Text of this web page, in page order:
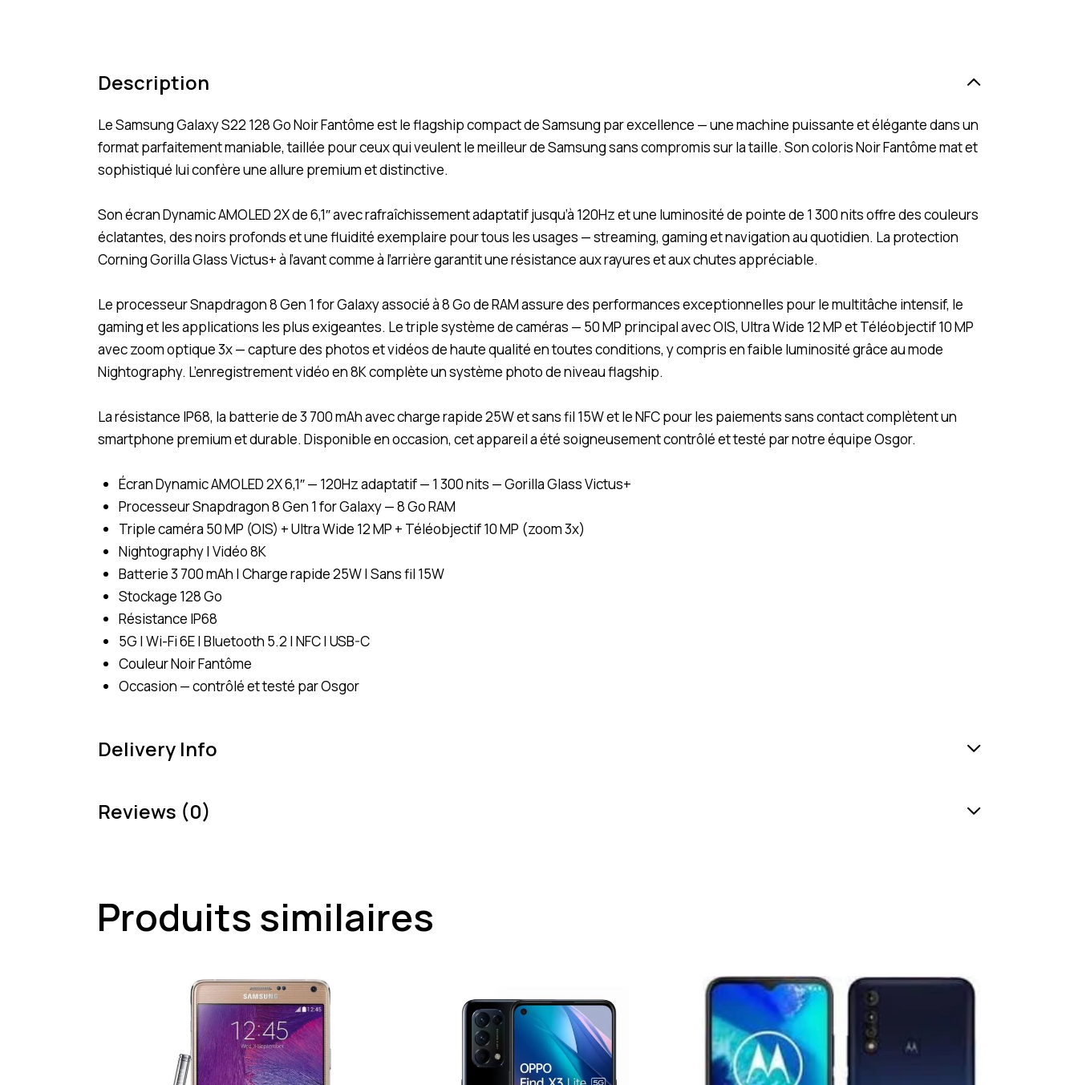
Description
Le Samsung Galaxy S22 128 Go Noir Fantôme est le flagship compact de Samsung par excellence — une machine puissante et élégante dans un
format parfaitement maniable, taillée pour ceux qui veulent le meilleur de Samsung sans compromis sur la taille. Son coloris Noir Fantôme mat et
sophistiqué lui confère une allure premium et distinctive.
Son écran Dynamic AMOLED 2X de 6,1″ avec rafraîchissement adaptatif jusqu’à 120Hz et une luminosité de pointe de 1 300 nits offre des couleurs
éclatantes, des noirs profonds et une fluidité exemplaire pour tous les usages — streaming, gaming et navigation au quotidien. La protection
Corning Gorilla Glass Victus+ à l’avant comme à l’arrière garantit une résistance aux rayures et aux chutes appréciable.
Le processeur Snapdragon 8 Gen 1 for Galaxy associé à 8 Go de RAM assure des performances exceptionnelles pour le multitâche intensif, le
gaming et les applications les plus exigeantes. Le triple système de caméras — 50 MP principal avec OIS, Ultra Wide 12 MP et Téléobjectif 10 MP
avec zoom optique 3x — capture des photos et vidéos de haute qualité en toutes conditions, y compris en faible luminosité grâce au mode
Nightography. L’enregistrement vidéo en 8K complète un système photo de niveau flagship.
La résistance IP68, la batterie de 3 700 mAh avec charge rapide 25W et sans fil 15W et le NFC pour les paiements sans contact complètent un
smartphone premium et durable. Disponible en occasion, cet appareil a été soigneusement contrôlé et testé par notre équipe Osgor.
Écran Dynamic AMOLED 2X 6,1″ — 120Hz adaptatif — 1 300 nits — Gorilla Glass Victus+
Processeur Snapdragon 8 Gen 1 for Galaxy — 8 Go RAM
Triple caméra 50 MP (OIS) + Ultra Wide 12 MP + Téléobjectif 10 MP (zoom 3x)
Nightography | Vidéo 8K
Batterie 3 700 mAh | Charge rapide 25W | Sans fil 15W
Stockage 128 Go
Résistance IP68
5G | Wi-Fi 6E | Bluetooth 5.2 | NFC | USB-C
Couleur Noir Fantôme
Occasion — contrôlé et testé par Osgor
Delivery Info
Reviews (0)
Produits similaires